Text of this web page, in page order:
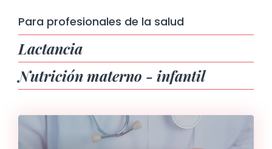
Para profesionales de la salud
Lactancia
Nutrición materno - infantil